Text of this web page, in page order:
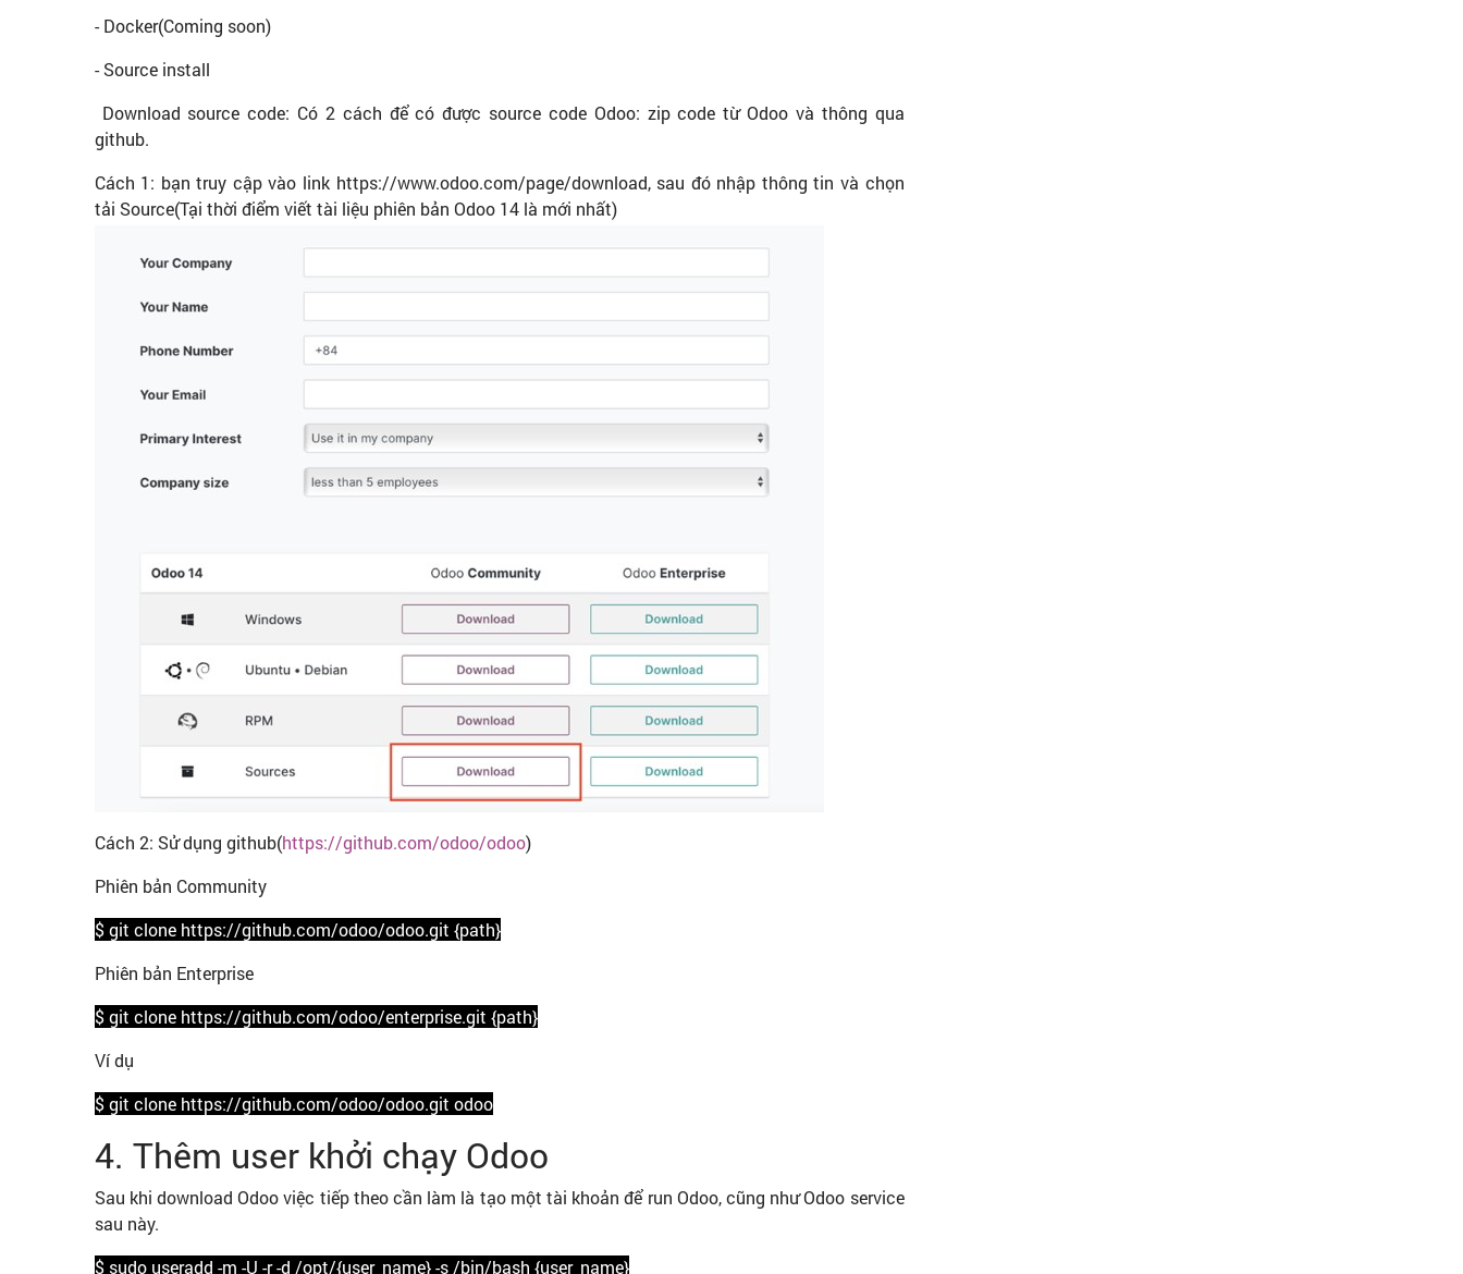
- Docker(Coming soon)
- Source install
Download source code: Có 2 cách để có được source code Odoo: zip code từ Odoo và thông qua
github.
Cách 1: bạn truy cập vào link https://www.odoo.com/page/download, sau đó nhập thông tin và chọn
tải Source(Tại thời điểm viết tài liệu phiên bản Odoo 14 là mới nhất)
Cách 2: Sử dụng github(https://github.com/odoo/odoo)
Phiên bản Community
$ git clone https://github.com/odoo/odoo.git {path}
Phiên bản Enterprise
$ git clone https://github.com/odoo/enterprise.git {path}
Ví dụ
$ git clone https://github.com/odoo/odoo.git odoo
4. Thêm user khởi chạy Odoo
Sau khi download Odoo việc tiếp theo cần làm là tạo một tài khoản để run Odoo, cũng như Odoo service
sau này.
$ sudo useradd -m -U -r -d /opt/{user_name} -s /bin/bash {user_name}